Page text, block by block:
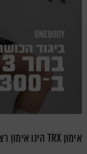
אימון TRX הינו אימון רצועות במשקל גוף.